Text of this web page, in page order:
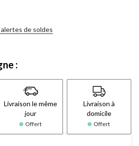
de soldes
:
Livraison le même
jour
Offert
Livraison à
domicile
Offert